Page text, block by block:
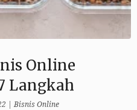
Online
Langkah
|Bisnis Online